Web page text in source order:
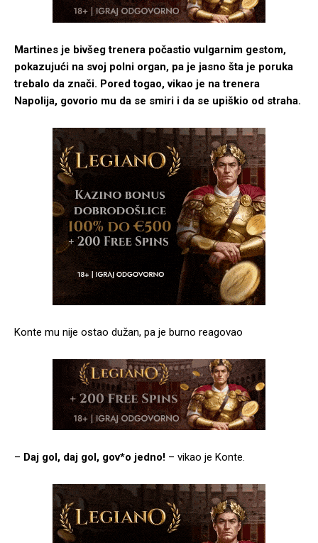
Martines je bivšeg trenera počastio vulgarnim gestom,
pokazujući na svoj polni organ, pa je jasno šta je poruka
trebalo da znači. Pored togao, vikao je na trenera
Napolija, govorio mu da se smiri i da se upiškio od straha.
Konte mu nije ostao dužan, pa je burno reagovao
– Daj gol, daj gol, gov*o jedno! – vikao je Konte.